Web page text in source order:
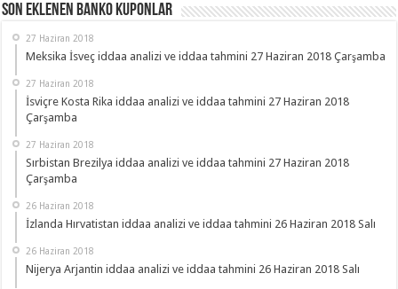
Son Eklenen Banko Kuponlar
27 Haziran 2018
Meksika İsveç iddaa analizi ve iddaa tahmini 27 Haziran 2018 Çarşamba
27 Haziran 2018
İsviçre Kosta Rika iddaa analizi ve iddaa tahmini 27 Haziran 2018
Çarşamba
27 Haziran 2018
Sırbistan Brezilya iddaa analizi ve iddaa tahmini 27 Haziran 2018
Çarşamba
26 Haziran 2018
İzlanda Hırvatistan iddaa analizi ve iddaa tahmini 26 Haziran 2018 Salı
26 Haziran 2018
Nijerya Arjantin iddaa analizi ve iddaa tahmini 26 Haziran 2018 Salı